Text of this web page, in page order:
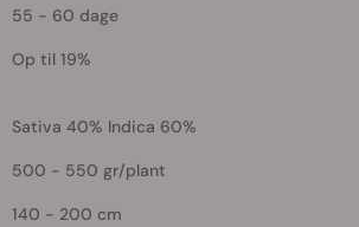
55 - 60 dage
Op til 19%
Sativa 40% Indica 60%
500 - 550 gr/plant
140 - 200 cm